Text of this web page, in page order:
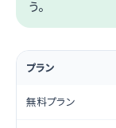
う。
プラン
無料プラン